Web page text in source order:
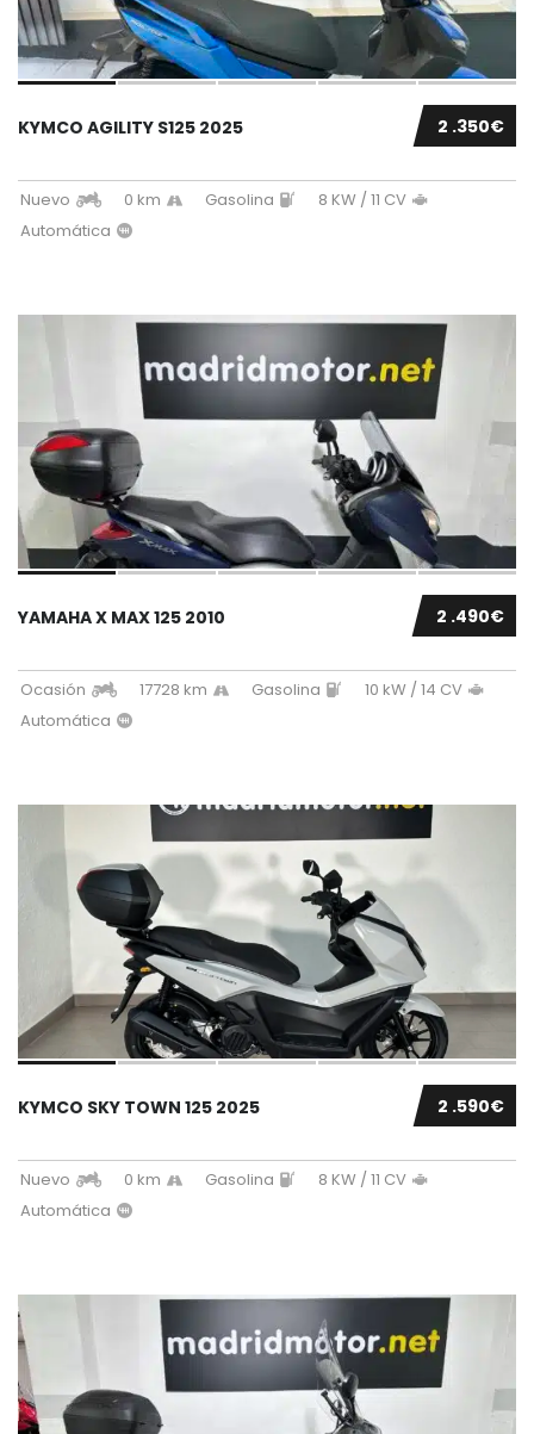
2 .350€
KYMCO AGILITY S125 2025
Nuevo 0 km Gasolina
8 KW / 11 CV
Automática
2 .490€
YAMAHA X MAX 125 2010
Ocasión 17728 km Gasolina
10 kW / 14 CV
Automática
2 .590€
KYMCO SKY TOWN 125 2025
Nuevo 0 km Gasolina
8 KW / 11 CV
Automática